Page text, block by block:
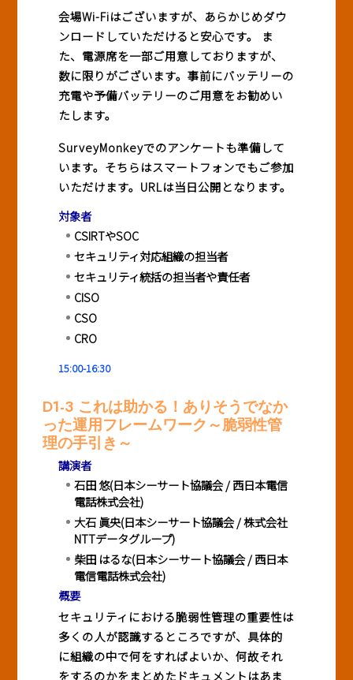
会場Wi-Fiはございますが、あらかじめダウ
ンロードしていただけると安心です。 ま
た、電源席を一部ご用意しておりますが、
数に限りがございます。事前にバッテリーの
充電や予備バッテリーのご用意をお勧めい
たします。
SurveyMonkeyでのアンケートも準備して
います。そちらはスマートフォンでもご参加
いただけます。URLは当日公開となります。
対象者
CSIRTやSOC
セキュリティ対応組織の担当者
セキュリティ統括の担当者や責任者
CISO
CSO
CRO
15:00-16:30
D1-3 これは助かる！ありそうでなか
った運用フレームワーク～脆弱性管
理の手引き～
講演者
石田 悠(日本シーサート協議会 / 西日本電信
電話株式会社)
大石 眞央(日本シーサート協議会 / 株式会社
NTTデータグループ)
柴田 はるな(日本シーサート協議会 / 西日本
電信電話株式会社)
概要
セキュリティにおける脆弱性管理の重要性は
多くの人が認識するところですが、具体的
に組織の中で何をすればよいか、何故それ
をするのかをまとめたドキュメントはあま